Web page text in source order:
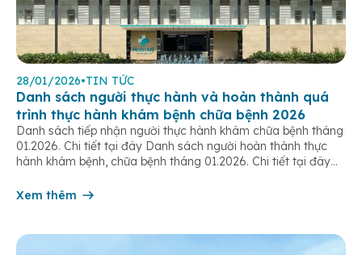
28/01/2026•TIN TỨC
Danh sách người thực hành và hoàn thành quá
trình thực hành khám bệnh chữa bệnh 2026
Danh sách tiếp nhận người thực hành khám chữa bệnh tháng
01.2026. Chi tiết tại đây Danh sách người hoàn thành thực
hành khám bệnh, chữa bệnh tháng 01.2026. Chi tiết tại đây
bệnh tháng 03.2026. Chi tiết tại đây Danh sách người thực
Xem thêm